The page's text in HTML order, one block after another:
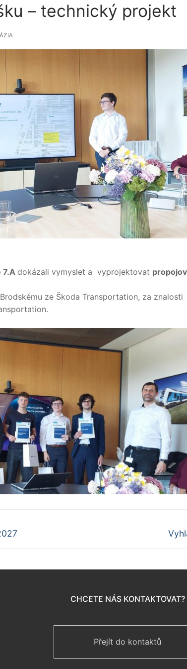
– technický projekt
7.A dokázali vymyslet a vyprojektovat
ze Škoda Transportation, za
Další
CHCETE NÁS KONTAKTOVAT?
Přejít do kontaktů